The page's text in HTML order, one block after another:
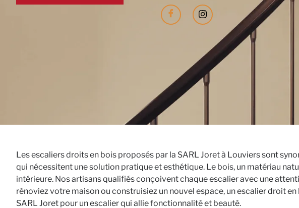
Les escaliers droits en bois proposés par la SARL Joret à Louviers sont
qui nécessitent une solution pratique et esthétique. Le bois, un matériau
intérieure. Nos artisans qualifiés conçoivent chaque escalier avec une
rénoviez votre maison ou construisiez un nouvel espace, un escalier droit
SARL Joret pour un escalier qui allie fonctionnalité et beauté.